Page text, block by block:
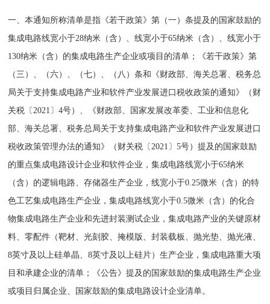
一、本通知所称清单是指《若干政策》第（一）条提及的国家鼓励的
集成电路线宽小于28纳米（含）、线宽小于65纳米（含）、线宽小于
130纳米（含）的集成电路生产企业或项目的清单；《若干政策》第
（三）、（六）、（七）、（八）条和《财政部、海关总署、税务总
局关于支持集成电路产业和软件产业发展进口税收政策的通知》（财
关税〔2021〕4号）、《财政部、国家发展改革委、工业和信息化
部、海关总署、税务总局关于支持集成电路产业和软件产业发展进口
税收政策管理办法的通知》（财关税〔2021〕5号）提及的国家鼓励
的重点集成电路设计企业和软件企业，集成电路线宽小于65纳米
（含）的逻辑电路、存储器生产企业，线宽小于0.25微米（含）的特
色工艺集成电路生产企业，集成电路线宽小于0.5微米（含）的化合
物集成电路生产企业和先进封装测试企业，集成电路产业的关键原材
料、零配件（靶材、光刻胶、掩模版、封装载板、抛光垫、抛光液、
8英寸及以上硅单晶、8英寸及以上硅片）生产企业，集成电路重大项
目和承建企业的清单；《公告》提及的国家鼓励的集成电路生产企业
或项目归属企业、国家鼓励的集成电路设计企业清单。